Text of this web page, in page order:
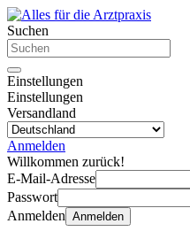
Suchen
Einstellungen
Einstellungen
Versandland
Anmelden
Willkommen zurück!
E-Mail-Adresse
Passwort
Anmelden Anmelden